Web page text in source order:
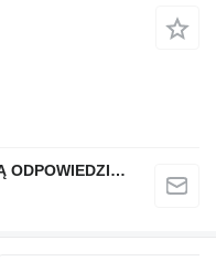
QINDITO SPÓŁKA Z OGRANICZONĄ ODPOWIEDZIALNOŚCIĄ